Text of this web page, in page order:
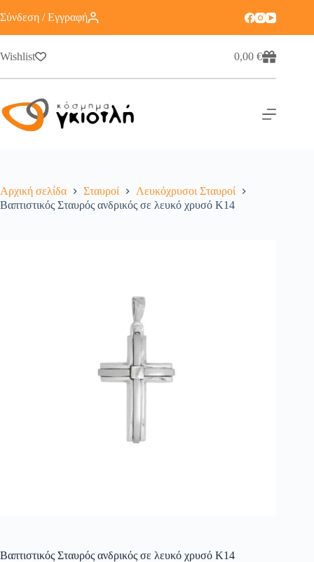
Σύνδεση / Εγγραφή
Wishlist 0,00€
Αρχική σελίδα Σταυροί
Λευκόχρυσοι Σταυροί
Βαπτιστικός Σταυρός ανδρικός σε λευκό χρυσό K14
Βαπτιστικός Σταυρός ανδρικός σε λευκό χρυσό K14